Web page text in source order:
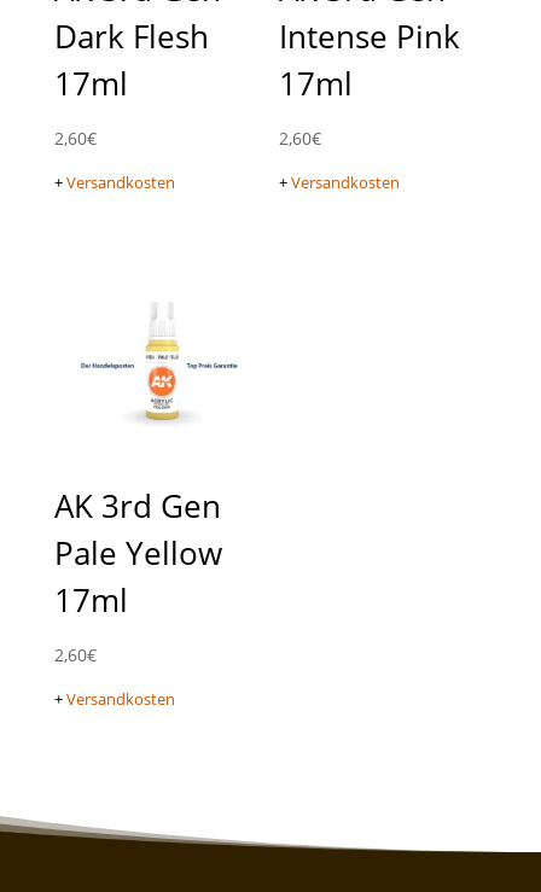
Dark Flesh
17ml
2,60€
+Versandkosten
Intense Pink
17ml
2,60€
+Versandkosten
AK 3rd Gen
Pale Yellow
17ml
2,60€
+Versandkosten